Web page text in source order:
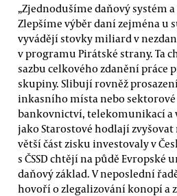
„Zjednodušíme daňový systém
Zlepšíme výběr daní zejména u
vyvádějí stovky miliard v
v programu Pirátské strany. Ta
sazbu celkového zdanění práce
skupiny. Slibují rovněž
inkasního místa nebo sektorové
bankovnictví, telekomunikací a
jako Starostové hodlají
větší část zisku investovaly v
s ČSSD chtějí na půdě
daňový základ. V neposlední
hovoří o zlegalizování konopí a